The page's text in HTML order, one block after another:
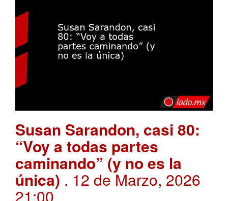
Susan Sarandon, casi 80:
“Voy a todas partes
caminando” (y no es la
única) . 12 de Marzo, 2026
21:00